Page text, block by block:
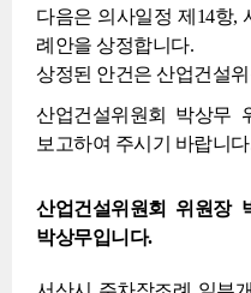
다음은 의사일정 제14항,
례안을 상정합니다.
상정된 안건은 산업건설
산업건설위원회 박상무
보고하여 주시기 바랍니
산업건설위원회 위원장
박상무입니다.